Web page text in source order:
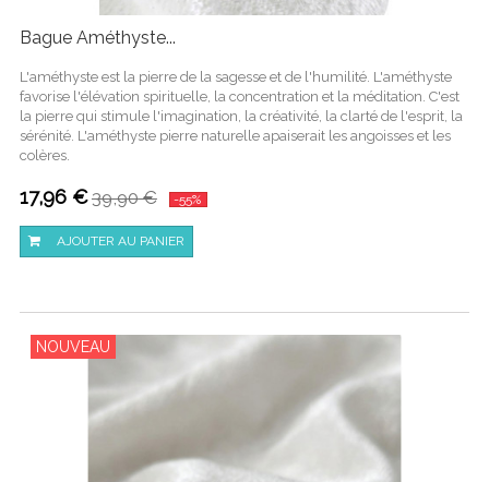
Bague Améthyste...
L'améthyste est la pierre de la sagesse et de l'humilité. L'améthyste
favorise l'élévation spirituelle, la concentration et la méditation. C'est
la pierre qui stimule l'imagination, la créativité, la clarté de l'esprit, la
sérénité. L'améthyste pierre naturelle apaiserait les angoisses et les
colères.
17,96 €39,90 € -55%
AJOUTER AU PANIER
NOUVEAU